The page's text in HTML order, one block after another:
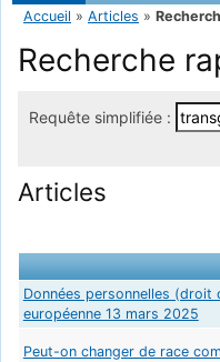
Accueil » Articles »
Recherche
Requête simplifiée :
Articles
Données personnelles
européenne 13 mars 2025
Peut-on changer de race